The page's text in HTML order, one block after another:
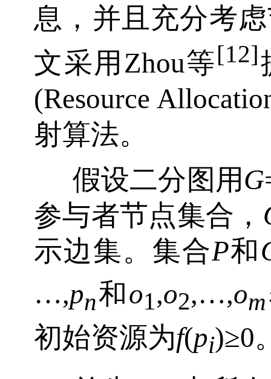
息，并且充分考
文采用Zhou等[12]
(Resource
射算法。
假设二分图用G
参与者节点集合，
示边集。集合P和
…,pn和o1,o2,…,om
初始资源为f(pi)≥0